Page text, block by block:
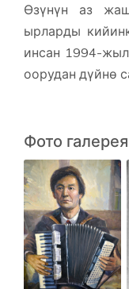
Өзүнүн аз
ырларды
инсан 1994-
оорудан дүйнө
Фото галерея